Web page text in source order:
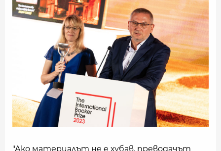
"Ако материалът не е хубав, преводачът